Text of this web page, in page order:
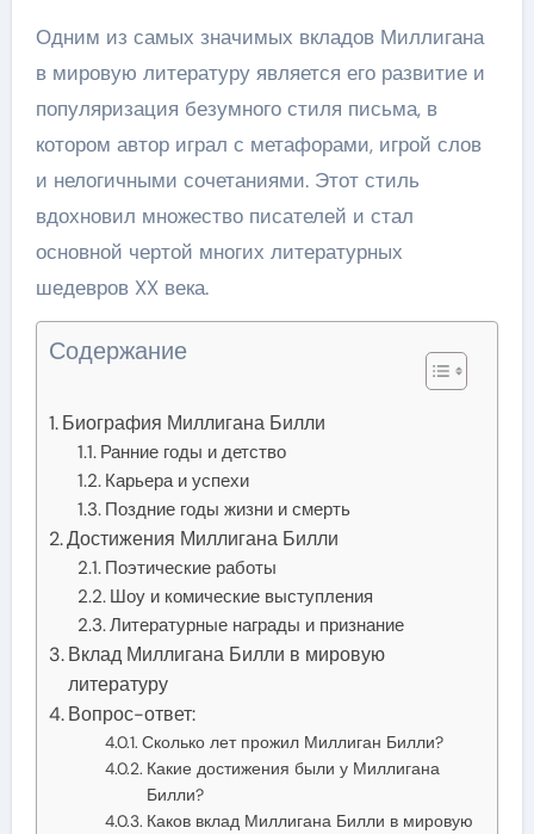
Одним из самых значимых вкладов Миллигана
в мировую литературу является его развитие и
популяризация безумного стиля письма, в
котором автор играл с метафорами, игрой слов
и нелогичными сочетаниями. Этот стиль
вдохновил множество писателей и стал
основной чертой многих литературных
шедевров XX века.
Содержание
Биография Миллигана Билли
Ранние годы и детство
Карьера и успехи
Поздние годы жизни и смерть
Достижения Миллигана Билли
Поэтические работы
Шоу и комические выступления
Литературные награды и признание
Вклад Миллигана Билли в мировую
литературу
Вопрос-ответ:
Сколько лет прожил Миллиган Билли?
Какие достижения были у Миллигана
Билли?
Каков вклад Миллигана Билли в мировую